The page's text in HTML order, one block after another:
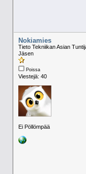
Nokiamies
Tieto Tekniikan Asian
Jäsen
Poissa
Viestejä: 40
Ei Pöllömpää